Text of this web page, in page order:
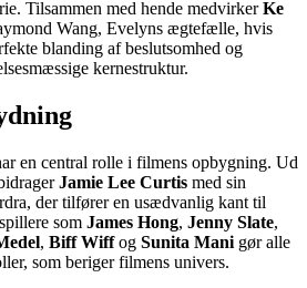
Tilsammen med hende medvirkerKe
Wang, Evelyns ægtefælle, hvis
blanding af beslutsomhed og
kernestruktur.
en central rolle i filmens opbygning. Ud
Jamie Lee Curtis med sin
der tilfører en usædvanlig kant til
som James Hong, Jenny Slate,
, Biff Wiffog Sunita Mani gør alle
som beriger filmens univers.